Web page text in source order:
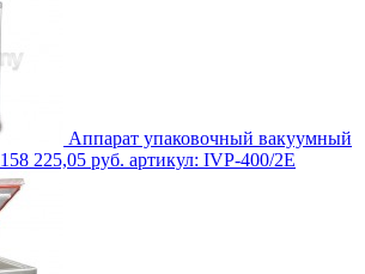
Аппарат упаковочный вакуумный
158 225,05 руб. артикул: IVP-400/2E